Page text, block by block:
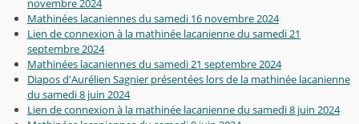
novembre 2024
Mathinées lacaniennes du samedi 16 novembre 2024
Lien de connexion à la mathinée lacanienne du samedi 21
septembre 2024
Mathinées lacaniennes du samedi 21 septembre 2024
Diapos d'Aurélien Sagnier présentées lors de la mathinée lacanienne
du samedi 8 juin 2024
Lien de connexion à la mathinée lacanienne du samedi 8 juin 2024